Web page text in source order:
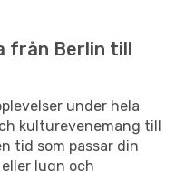
från Berlin till
under hela
kulturevenemang till
tid som passar din
lugn och